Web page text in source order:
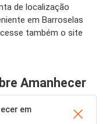
de localização
em Barroselas
também o site
Amanhecer
em